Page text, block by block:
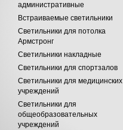
административные
Встраиваемые светильники
Светильники для потолка
Армстронг
Светильники накладные
Светильники для спортзалов
Светильники для медицинских
учреждений
Светильники для
общеобразовательных
учреждений